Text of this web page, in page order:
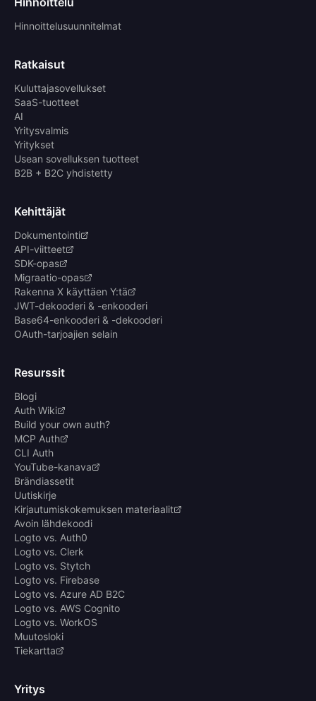
Hinnoittelusuunnitelmat
Ratkaisut
Kuluttajasovellukset
SaaS-tuotteet
AI
Yritysvalmis
Yritykset
Usean sovelluksen tuotteet
B2B + B2C yhdistetty
Kehittäjät
Dokumentointi
API-viitteet
SDK-opas
Migraatio-opas
Rakenna X käyttäen Y:tä
JWT-dekooderi & -enkooderi
Base64-enkooderi & -dekooderi
OAuth-tarjoajien selain
Resurssit
Blogi
Auth Wiki
Build your own auth?
MCP Auth
CLI Auth
YouTube-kanava
Brändiassetit
Uutiskirje
Kirjautumiskokemuksen materiaalit
Avoin lähdekoodi
Logto vs. Auth0
Logto vs. Clerk
Logto vs. Stytch
Logto vs. Firebase
Logto vs. Azure AD B2C
Logto vs. AWS Cognito
Logto vs. WorkOS
Muutosloki
Tiekartta
Yritys